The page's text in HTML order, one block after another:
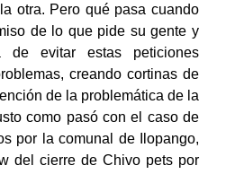
otra. Pero qué pasa cuando
de lo que pide su gente y
de evitar estas peticiones
creando cortinas de
de la problemática de la
como pasó con el caso de
por la comunal de Ilopango,
del cierre de Chivo pets por